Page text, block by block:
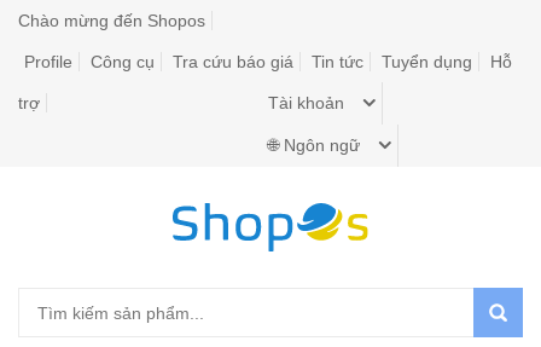
Chào mừng đến Shopos
Profile Công cụ Tra cứu báo giá Tin tức Tuyển dụng Hỗ
trợ Tài khoản
🌐 Ngôn ngữ